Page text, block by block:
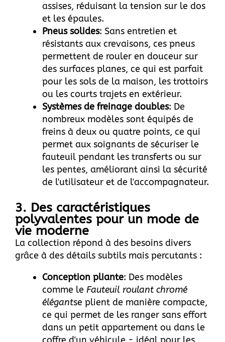
assises, réduisant la tension sur le dos
et les épaules.
Pneus solides: Sans entretien et
résistants aux crevaisons, ces pneus
permettent de rouler en douceur sur
des surfaces planes, ce qui est parfait
pour les sols de la maison, les trottoirs
ou les courts trajets en extérieur.
Systèmes de freinage doubles: De
nombreux modèles sont équipés de
freins à deux ou quatre points, ce qui
permet aux soignants de sécuriser le
fauteuil pendant les transferts ou sur
les pentes, améliorant ainsi la sécurité
de l'utilisateur et de l'accompagnateur.
3. Des caractéristiques
polyvalentes pour un mode de
vie moderne
La collection répond à des besoins divers
grâce à des détails subtils mais percutants :
Conception pliante: Des modèles
comme le Fauteuil roulant chromé
élégantse plient de manière compacte,
ce qui permet de les ranger sans effort
dans un petit appartement ou dans le